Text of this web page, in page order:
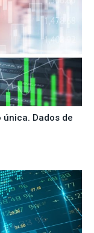
Dados de